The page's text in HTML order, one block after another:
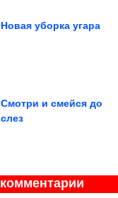
Новая уборка угара
Смотри и смейся до
слез